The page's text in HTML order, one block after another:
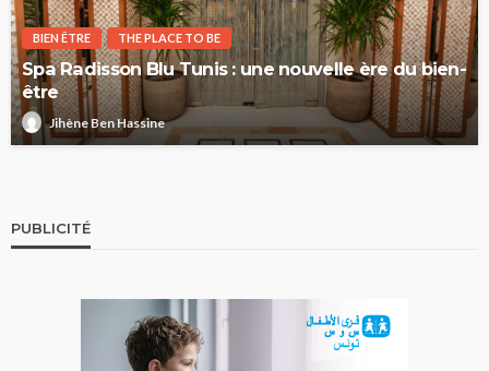
BIEN ÊTRE THE PLACE TO BE
Spa Radisson Blu Tunis : une nouvelle ère du bien-
être
Jihène Ben Hassine
PUBLICITÉ